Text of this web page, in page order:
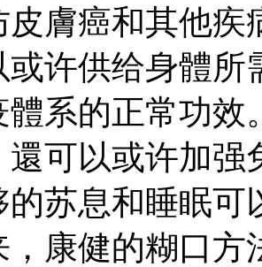
皮膚癌和其他疾
或许供给身體所
體系的正常功效
還可以或许加强
的苏息和睡眠
，康健的糊口方